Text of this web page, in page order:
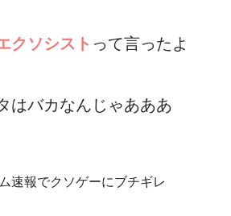
クソシスト って言ったよ
はバカなんじゃあああ